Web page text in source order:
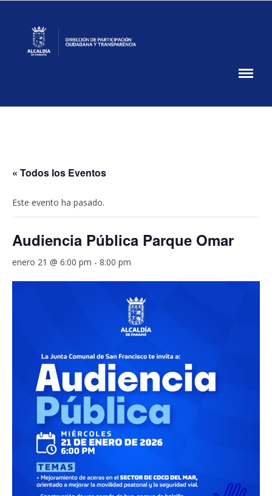
Participación
Ciudadana
« Todos los Eventos
Este evento ha pasado.
Audiencia Pública Parque Omar
enero 21 @ 6:00 pm - 8:00 pm